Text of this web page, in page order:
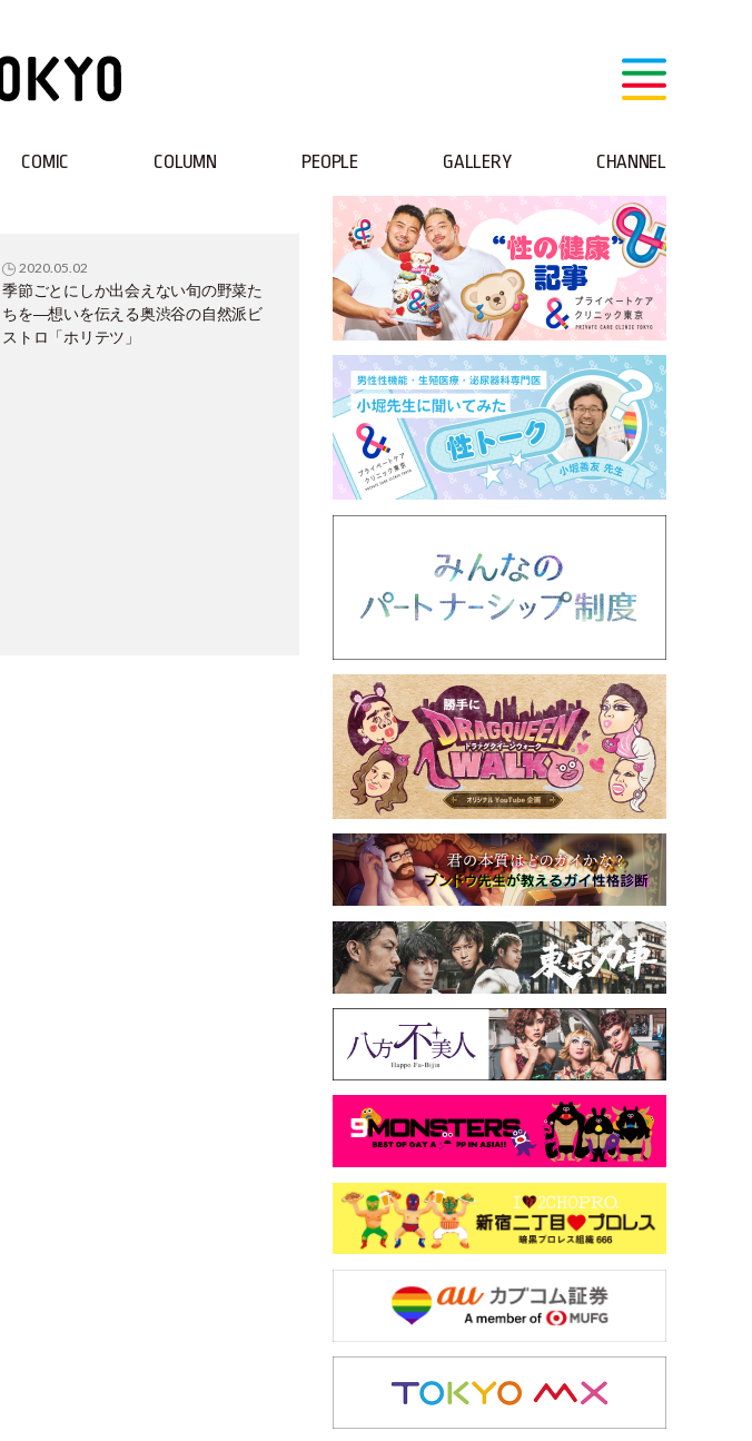
COMIC COLUMN PEOPLE GALLERY CHANNEL
2020.05.02
季節ごとにしか出会えない旬の野菜た
ちを―想いを伝える奥渋谷の自然派ビ
ストロ「ホリテツ」